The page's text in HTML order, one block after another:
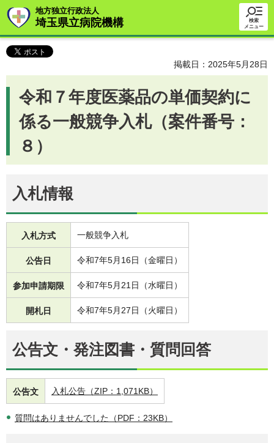
地方独立行政法人
埼玉県立病院機構
検索
メニュー
掲載日：2025年5月28日
令和７年度医薬品の単価契約に
係る一般競争入札（案件番号：
８）
入札情報
入札方式 一般競争入札
公告日 令和7年5月16日（金曜日）
参加申請期限 令和7年5月21日（水曜日）
開札日 令和7年5月27日（火曜日）
公告文・発注図書・質問回答
公告文 入札公告（ZIP：1,071KB）
質問はありませんでした（PDF：23KB）